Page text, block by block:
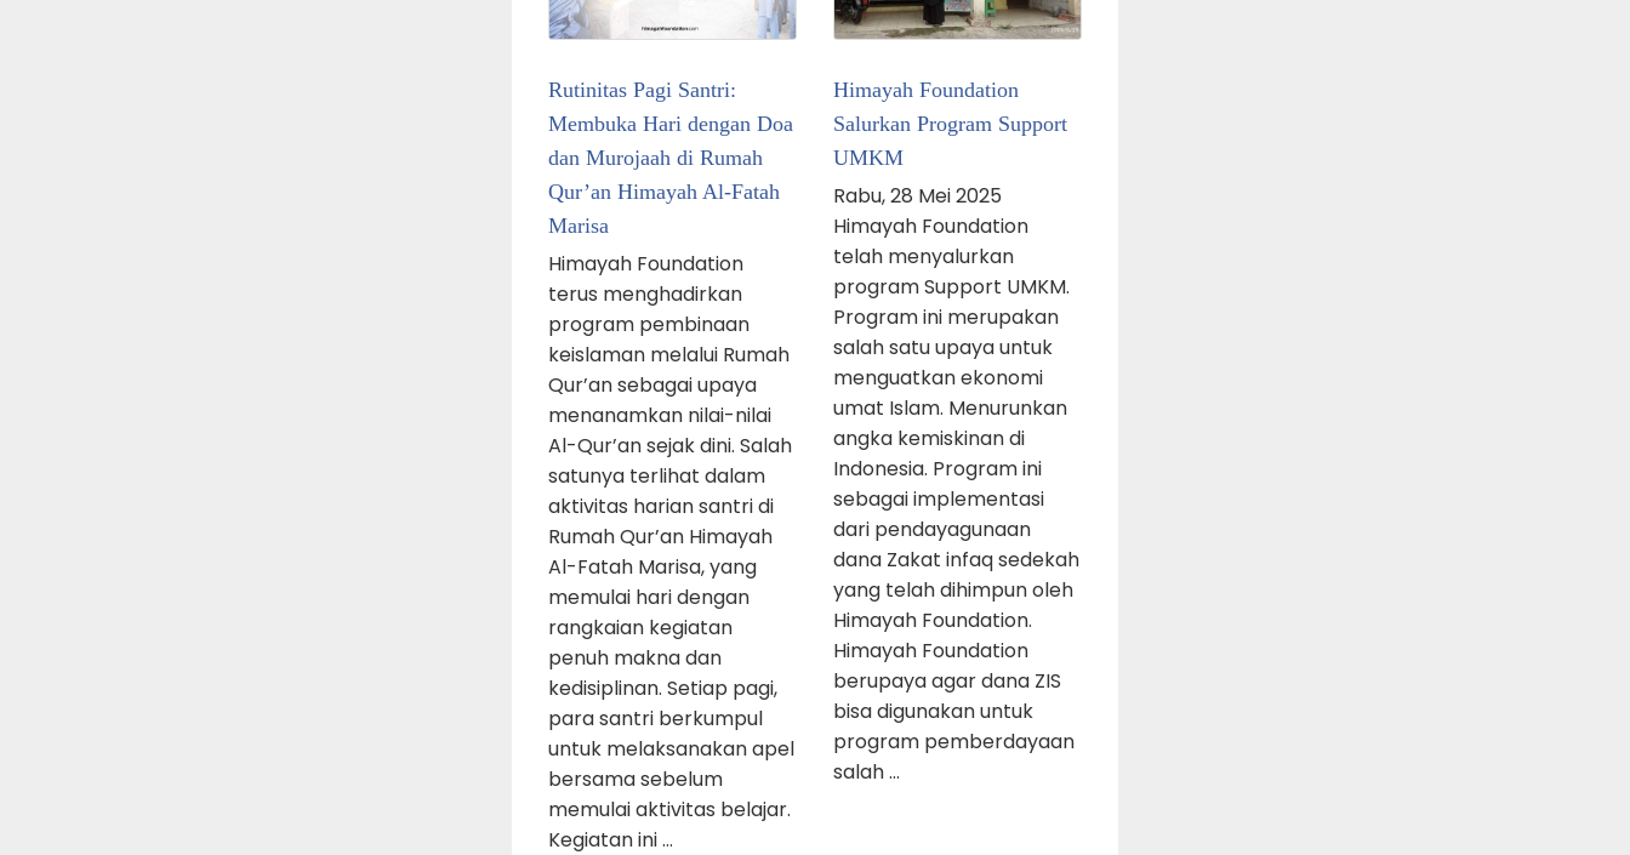
Rutinitas Pagi Santri:
Membuka Hari dengan Doa
dan Murojaah di Rumah
Qur’an Himayah Al-Fatah
Marisa
Himayah Foundation
terus menghadirkan
program pembinaan
keislaman melalui Rumah
Qur’an sebagai upaya
menanamkan nilai-nilai
Al-Qur’an sejak dini. Salah
satunya terlihat dalam
aktivitas harian santri di
Rumah Qur’an Himayah
Al-Fatah Marisa, yang
memulai hari dengan
rangkaian kegiatan
penuh makna dan
kedisiplinan. Setiap pagi,
para santri berkumpul
untuk melaksanakan apel
bersama sebelum
memulai aktivitas belajar.
Kegiatan ini …
Himayah Foundation
Salurkan Program Support
UMKM
Rabu, 28 Mei 2025
Himayah Foundation
telah menyalurkan
program Support UMKM.
Program ini merupakan
salah satu upaya untuk
menguatkan ekonomi
umat Islam. Menurunkan
angka kemiskinan di
Indonesia. Program ini
sebagai implementasi
dari pendayagunaan
dana Zakat infaq sedekah
yang telah dihimpun oleh
Himayah Foundation.
Himayah Foundation
berupaya agar dana ZIS
bisa digunakan untuk
program pemberdayaan
salah …